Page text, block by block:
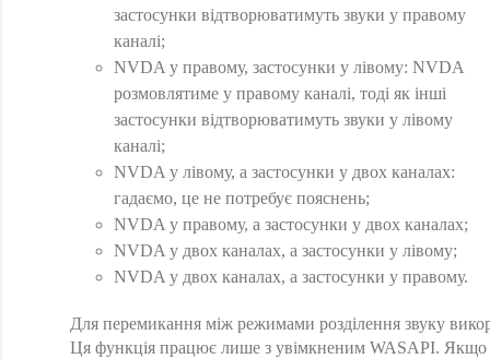
застосунки відтворюватимуть звуки у правому
каналі;
NVDA у правому, застосунки у лівому: NVDA
розмовлятиме у правому каналі, тоді як інші
застосунки відтворюватимуть звуки у лівому
каналі;
NVDA у лівому, а застосунки у двох каналах:
гадаємо, це не потребує пояснень;
NVDA у правому, а застосунки у двох каналах;
NVDA у двох каналах, а застосунки у лівому;
NVDA у двох каналах, а застосунки у правому.
Для перемикання між режимами розділення звуку
Ця функція працює лише з увімкненим WASAPI. Якщо